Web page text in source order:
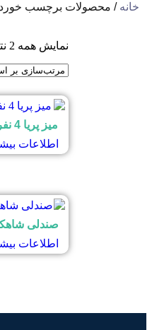
خانه / محصولات برچسب خورده
نمایش همه 2 نتیجه
میز پریا 4 نفره
اطلاعات
صندلی
اطلاعات